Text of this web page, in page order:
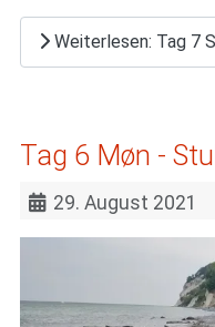
Weiterlesen: Tag 7
Tag 6 Møn -
29. August 2021